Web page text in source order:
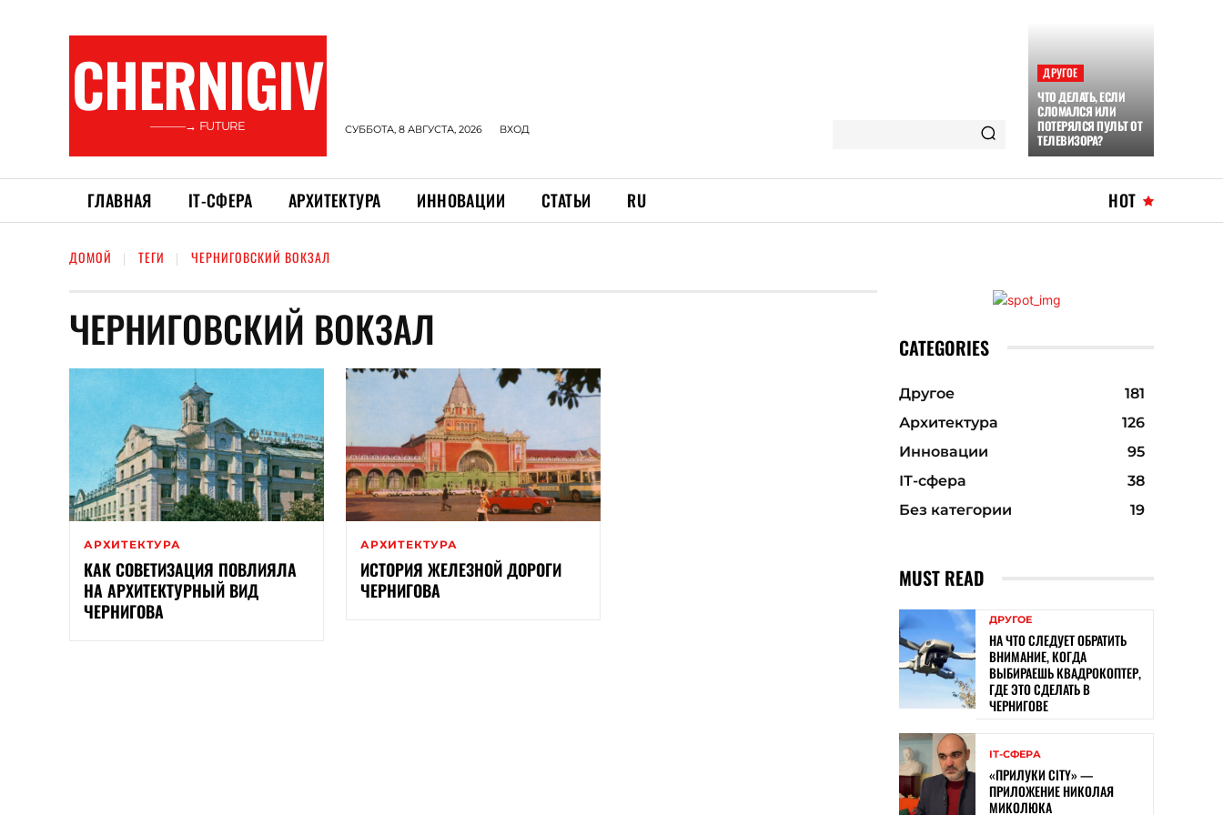
CHERNIGIV
———→ FUTURE СУББОТА, 8 АВГУСТА, 2026 ВХОД
ДРУГОЕ
ЧТО ДЕЛАТЬ, ЕСЛИ
СЛОМАЛСЯ ИЛИ
ПОТЕРЯЛСЯ ПУЛЬТ ОТ
ТЕЛЕВИЗОРА?
ГЛАВНАЯ ІТ-СФЕРА АРХИТЕКТУРА ИННОВАЦИИ СТАТЬИ RU HOT
ДОМОЙ ТЕГИ ЧЕРНИГОВСКИЙ ВОКЗАЛ
ЧЕРНИГОВСКИЙ ВОКЗАЛ
АРХИТЕКТУРА
КАК СОВЕТИЗАЦИЯ ПОВЛИЯЛА
НА АРХИТЕКТУРНЫЙ ВИД
ЧЕРНИГОВА
АРХИТЕКТУРА
ИСТОРИЯ ЖЕЛЕЗНОЙ ДОРОГИ
ЧЕРНИГОВА
CATEGORIES
Другое
181
Архитектура
126
Инновации
95
ІТ-сфера
38
Без категории
19
MUST READ
ДРУГОЕ
НА ЧТО СЛЕДУЕТ ОБРАТИТЬ
ВНИМАНИЕ, КОГДА
ВЫБИРАЕШЬ КВАДРОКОПТЕР,
ГДЕ ЭТО СДЕЛАТЬ В
ЧЕРНИГОВЕ
ІТ-СФЕРА
«ПРИЛУКИ CITY» —
ПРИЛОЖЕНИЕ НИКОЛАЯ
МИКОЛЮКА